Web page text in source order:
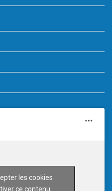
les cookies
ce contenu